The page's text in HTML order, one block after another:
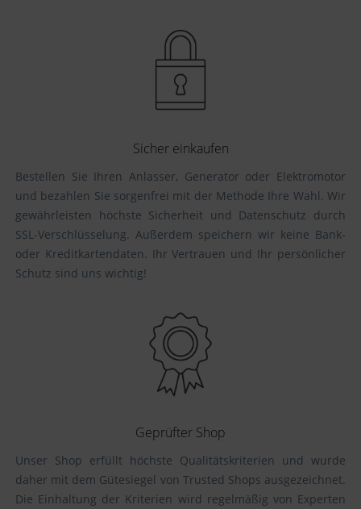
Sicher einkaufen
Bestellen Sie Ihren Anlasser, Generator oder Elektromotor
und bezahlen Sie sorgenfrei mit der Methode Ihre Wahl. Wir
gewährleisten höchste Sicherheit und Datenschutz durch
SSL-Verschlüsselung. Außerdem speichern wir keine Bank-
oder Kreditkartendaten. Ihr Vertrauen und Ihr persönlicher
Schutz sind uns wichtig!
Geprüfter Shop
Unser Shop erfüllt höchste Qualitätskriterien und wurde
daher mit dem Gütesiegel von Trusted Shops ausgezeichnet.
Die Einhaltung der Kriterien wird regelmäßig von Experten